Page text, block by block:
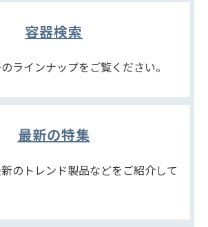
容器検索
のラインナップをご覧ください。
最新の特集
新のトレンド製品などをご紹介して